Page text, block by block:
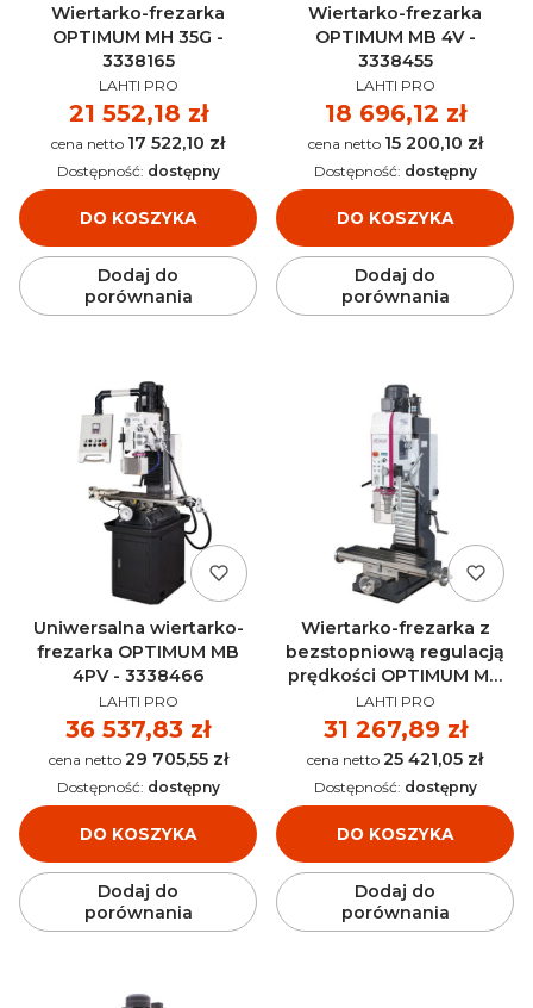
Wiertarko-frezarka
OPTIMUM MH 35G -
3338165
PRODUCENT
LAHTI PRO
Cena
21 552,18 zł
Cena 17 522,10 zł
DO KOSZYKA
Dostępność: dostępny
Dodaj do
porównania
Wiertarko-frezarka
OPTIMUM MB 4V -
3338455
PRODUCENT
LAHTI PRO
Cena
18 696,12 zł
Cena 15 200,10 zł
DO KOSZYKA
Dostępność: dostępny
Dodaj do
porównania
Uniwersalna wiertarko-
frezarka OPTIMUM MB
4PV - 3338466
PRODUCENT
LAHTI PRO
Cena
36 537,83 zł
Cena 29 705,55 zł
DO KOSZYKA
Dostępność: dostępny
Dodaj do
porównania
Wiertarko-frezarka z
bezstopniową regulacją
prędkości OPTIMUM MH
50V - 3338185
PRODUCENT
LAHTI PRO
Cena
31 267,89 zł
Cena 25 421,05 zł
DO KOSZYKA
Dostępność: dostępny
Dodaj do
porównania